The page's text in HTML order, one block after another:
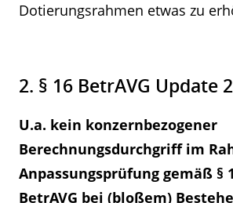
Dotierungsrahmen etwas zu
2. § 16 BetrAVG Update
U.a. kein konzernbezogener
Berechnungsdurchgriff im
Anpassungsprüfung gemäß §
BetrAVG bei (bloßem)